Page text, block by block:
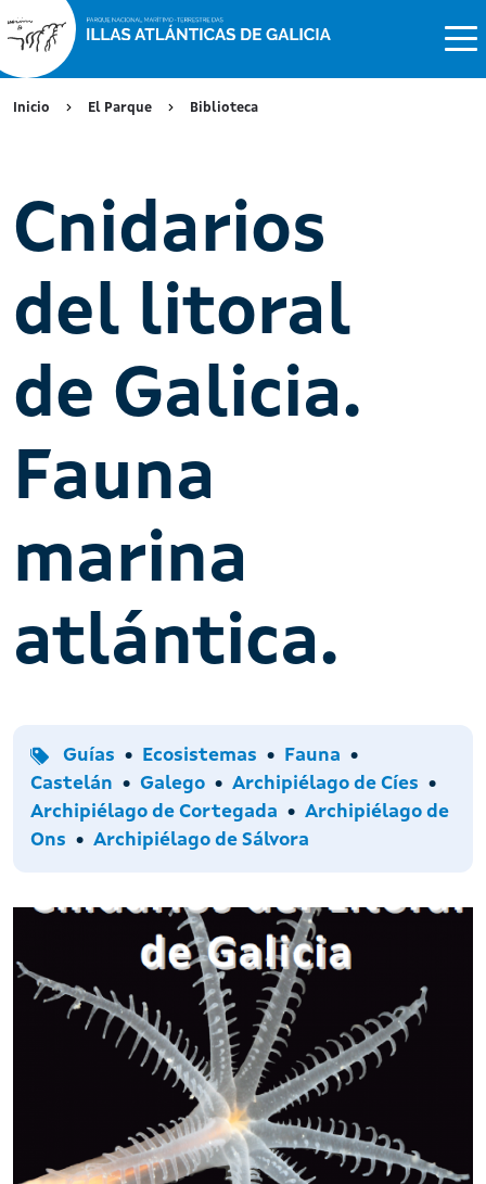
Inicio El Parque Biblioteca
Cnidarios
del litoral
de Galicia.
Fauna
marina
atlántica.
Tipo
Guías Temas
Ecosistemas Fauna
Castelán Galego Archipiélagos
Archipiélago de Cíes
Archipiélago de Cortegada
Archipiélago de
Ons
Archipiélago de Sálvora